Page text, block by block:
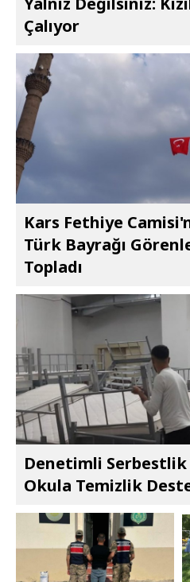
Çalıyor
Kars Fethiye
Türk Bayrağı
Topladı
Denetimli
Okula Temizlik